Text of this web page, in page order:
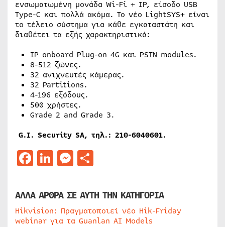
ενσωματωμένη μονάδα Wi-Fi + IP, είσοδο USB
Type-C και πολλά ακόμα. Το νέο LightSYS+ είναι
το τέλειο σύστημα για κάθε εγκαταστάτη και
διαθέτει τα εξής χαρακτηριστικά:
IP onboard Plug-on 4G και PSTN modules.
8-512 ζώνες.
32 ανιχνευτές κάμερας.
32 Partitions.
4-196 εξόδους.
500 χρήστες.
Grade 2 and Grade 3.
G.I. Security SA, τηλ.: 210-6040601.
Facebook
LinkedIn
Messenger
ΑΛΛΑ ΑΡΘΡΑ ΣΕ ΑΥΤΗ ΤΗΝ ΚΑΤΗΓΟΡΙΑ
Hikvision: Πραγματοποιεί νέο Hik-Friday
webinar για τα Guanlan AI Models